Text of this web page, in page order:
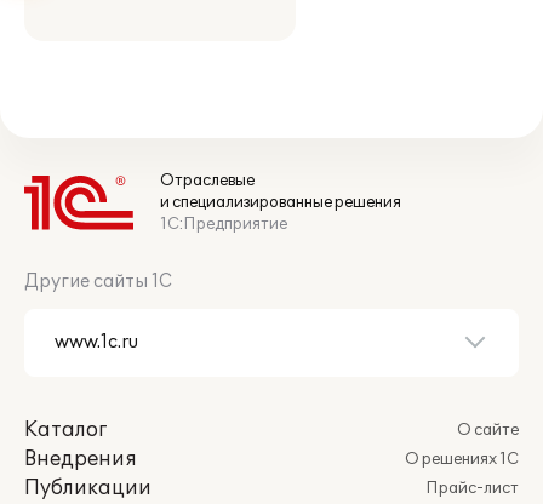
Отраслевые
и специализированные решения
1С:Предприятие
Другие сайты 1С
Каталог
Внедрения
Публикации
О сайте
О решениях 1С
Прайс-лист